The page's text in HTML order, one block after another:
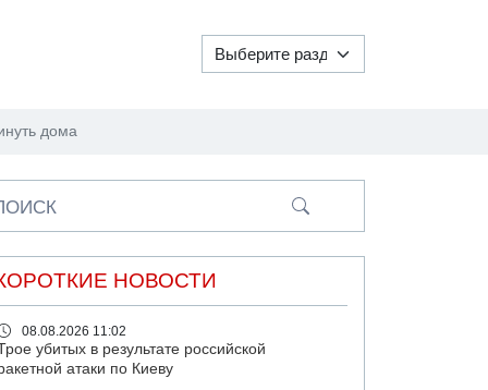
дома
НОВОСТИ
08.08.2026 11:02
убитых в результате российской
атаки по Киеву